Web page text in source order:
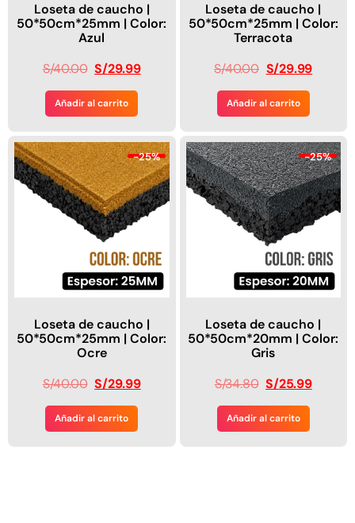
Loseta de caucho |
50*50cm*25mm | Color:
Azul
S/40.00 S/29.99
Añadir al carrito
Loseta de caucho |
50*50cm*25mm | Color:
Terracota
S/40.00 S/29.99
Añadir al carrito
-25%
Loseta de caucho |
50*50cm*25mm | Color:
Ocre
S/40.00 S/29.99
Añadir al carrito
-25%
Loseta de caucho |
50*50cm*20mm | Color:
Gris
S/34.80 S/25.99
Añadir al carrito